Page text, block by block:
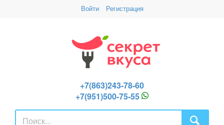
Войти Регистрация
+7(863)243-78-60
+7(951)500-75-55